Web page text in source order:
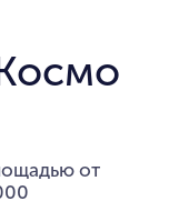
от